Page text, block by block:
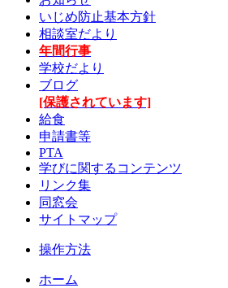
いじめ防止基本方針
相談室だより
年間行事
学校だより
ブログ
[保護されています]
給食
申請書等
PTA
学びに関するコンテンツ
リンク集
同窓会
サイトマップ
操作方法
ホーム